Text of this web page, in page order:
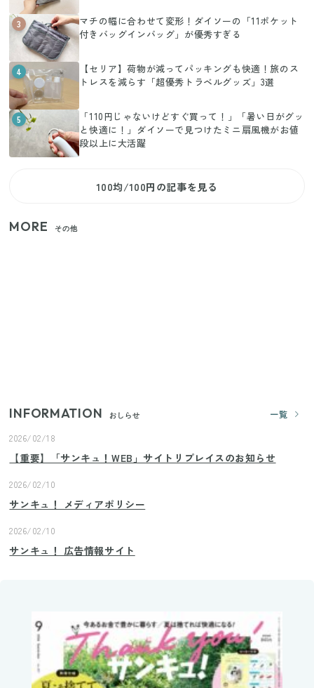
3
マチの幅に合わせて変形！ダイソーの「11ポケット
付きバッグインバッグ」が優秀すぎる
4
【セリア】荷物が減ってパッキングも快適！旅のス
トレスを減らす「超優秀トラベルグッズ」3選
5
「110円じゃないけどすぐ買って！」「暑い日がグッ
と快適に！」ダイソーで見つけたミニ扇風機がお値
段以上に大活躍
100均/100円の記事を見る
MORE その他
INFORMATION おしらせ
一覧
2026/02/18
【重要】「サンキュ！WEB」サイトリプレイスのお知らせ
2026/02/10
サンキュ！ メディアポリシー
2026/02/10
サンキュ！ 広告情報サイト